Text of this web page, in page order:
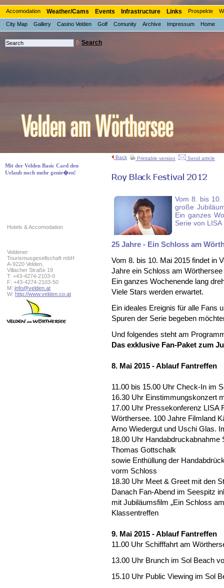
Accomodation Weather/Cams Events Infrastructure Links Prospekte
City Map Gallery Casino Velden Golf Comunity Archive Impressum Home
Mit der Velden Basic Card den
Urlaub noch mehr genie�en!
Search
Hotels & Accomodation
Veldener
Tourismusgesellschaft mbH
A-9220 Velden,
Villacher Straße 19
T: +43-4274-2103-0
F: +43-4274-2103-50
M: info@velden.at
W: http://www.velden.co.at
Back Printable version Send article
Vom 8. bis 10.
große
Ein ganzes
Serie von
25 Jahre - Ein Schloss am
Vom 8. bis 10. Mai 2015 findet in
Jahre ein Schloss am Wörthersee
Ein ganzes Wochenende lang
Viele Stars werden erwartet.
Ein ideales Ereignis für alle Fans
Spuren der Serie begeben
Und folgendes steht am
Das exklusive Fan-Paket zum
8. Mai 2015 - Ablauf Fantreffen
11.00 bis 15.00 Uhr Check-In im
16.30 Uhr Einstimmungskonzert
17.00 Uhr Pressekonferenz LISA
Wörthersee. 100 Jahre Filmland
Arno Wiedergut und Uschi Glas.
18.00 Uhr Handabdruckabnahme
Thomas Gottschalk
sowie Enthüllung der
vorm Schloss
18.30 Uhr Meet & Greet mit den
Danach Fan-Abend im Seespitz
mit Jubiläumsfilm „Ein Schloss
Klassentreffen
9. Mai 2015 - Ablauf Fantreffen
11.00 Uhr Schifffahrt am
13.00 Uhr Brunch im Sol Beach
15.10 Uhr Public Viewing im Sol